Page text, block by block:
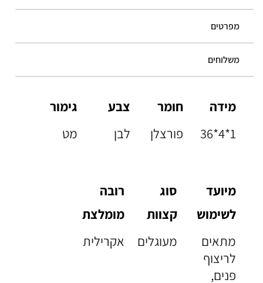
מפרטים
משלוחים
מידה
36*4*1
חומר
פורצלן
צבע
לבן
גימור
מט
מיועד
לשימוש
מתאים
לריצוף
פנים,
סוג
קצוות
מעוגלים
רובה
מומלצת
אקרילית